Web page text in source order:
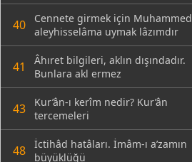
40
Cennete girmek için Muhammed
aleyhisselâma uymak lâzımdır
41
Âhıret bilgileri, aklın dışındadır.
Bunlara akl ermez
43
Kur’ân-ı kerîm nedir? Kur’ân
tercemeleri
48
İctihâd hatâları. İmâm-ı a’zamın
büyüklüğü